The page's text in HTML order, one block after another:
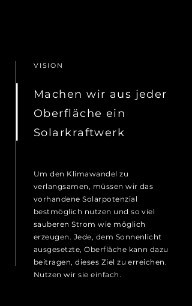
VISION
Machen wir aus jeder
Oberfläche ein
Solarkraftwerk
Um den Klimawandel zu
verlangsamen, müssen wir das
vorhandene Solarpotenzial
bestmöglich nutzen und so viel
sauberen Strom wie möglich
erzeugen. Jede, dem Sonnenlicht
ausgesetzte, Oberfläche kann dazu
beitragen, dieses Ziel zu erreichen.
Nutzen wir sie einfach.